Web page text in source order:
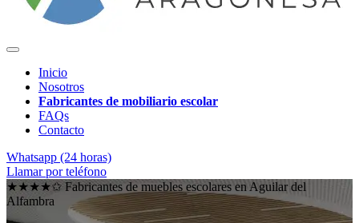
Inicio
Nosotros
Fabricantes de mobiliario escolar
FAQs
Contacto
Whatsapp (24 horas)
Llamar por teléfono
★★★★✩ Fabricantes de muebles escolares en Aguilar del
Alfambra